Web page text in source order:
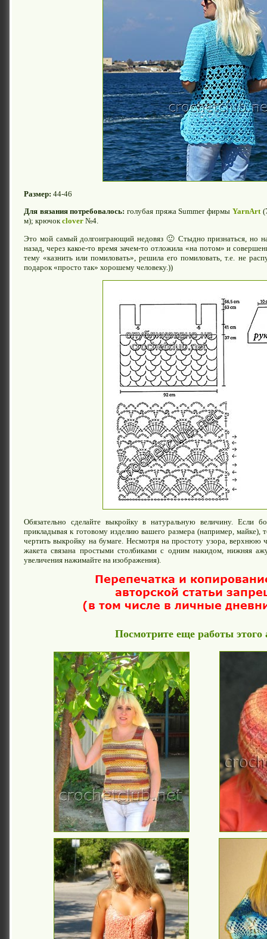
Размер: 44-46
Для вязания потребовалось: голубая пряжа Summer фирмы YarnArt
м); крючокclover №4.
Это мой самый долгоиграющий недовяз 🙂 Стыдно признаться, но
назад, через какое-то время зачем-то отложила «на потом» и
тему «казнить или помиловать», решила его помиловать, т.е. не
подарок «просто так» хорошему человеку.))
Обязательно сделайте выкройку в натуральную величину. Если
прикладывая к готовому изделию вашего размера (например, майке),
чертить выкройку на бумаге. Несмотря на простоту узора, верхнюю
жакета связана простыми столбиками с одним накидом, нижняя
увеличения нажимайте на изображения).
Посмотрите еще работы этого